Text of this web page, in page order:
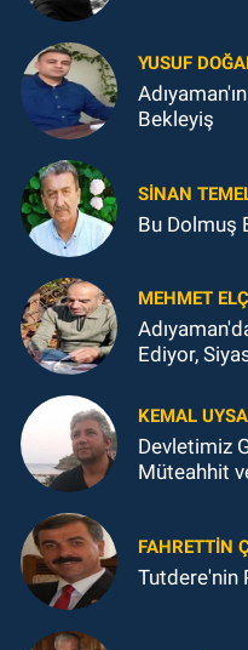
YUSUF
Bekleyiş
SINAN
Bu Dolmuş
MEHMET
Ediyor,
KEMAL
Devletimiz
Müteahhit
FAHRETTIN
Tutdere'nin